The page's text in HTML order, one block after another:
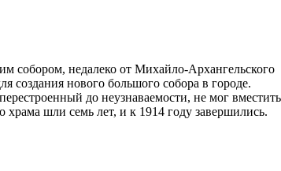
собором, недалеко от Михайло-Архангельского
создания нового большого собора в городе.
до неузнаваемости, не мог
храма шли семь лет, и к 1914 году завершились.